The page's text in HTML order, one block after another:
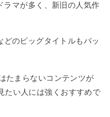
ラマが多く、新旧の人気作
どのビッグタイトルもバッ
たまらないコンテンツが
たい人には強くおすすめで